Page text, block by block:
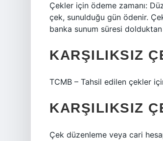
Çekler için ödeme zamanı:
çek, sunulduğu gün ödenir.
banka sunum süresi
KARŞILIKSIZ
TCMB – Tahsil edilen çekler
KARŞILIKSIZ
Çek düzenleme veya cari